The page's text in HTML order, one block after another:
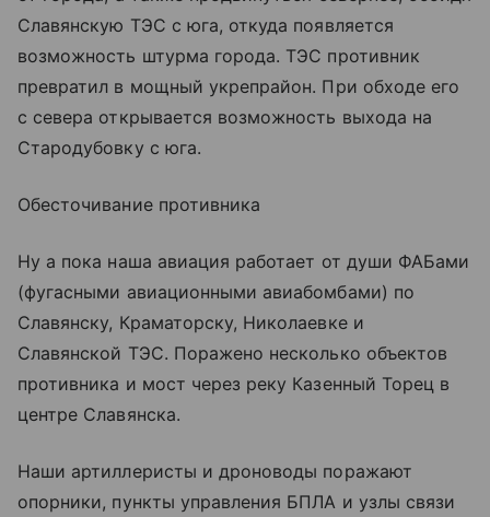
Славянскую ТЭС с юга, откуда появляется
возможность штурма города. ТЭС противник
превратил в мощный укрепрайон. При обходе его
с севера открывается возможность выхода на
Стародубовку с юга.
Обесточивание противника
Ну а пока наша авиация работает от души ФАБами
(фугасными авиационными авиабомбами) по
Славянску, Краматорску, Николаевке и
Славянской ТЭС. Поражено несколько объектов
противника и мост через реку Казенный Торец в
центре Славянска.
Наши артиллеристы и дроноводы поражают
опорники, пункты управления БПЛА и узлы связи